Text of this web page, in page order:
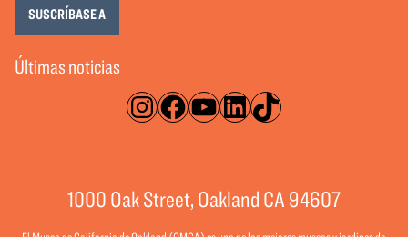
Instagram
Facebook
YouTube
LinkedIn
TikTok
Últimas noticias
SUSCRÍBASE A
1000 Oak Street, Oakland CA 94607